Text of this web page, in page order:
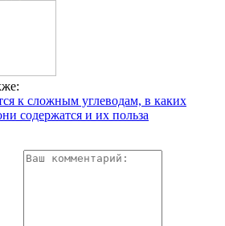
к сложным углеводам, в каких
содержатся и их польза